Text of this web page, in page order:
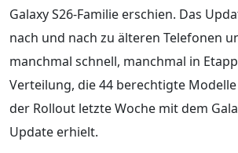
Galaxy S26-Familie erschien. Das
nach und nach zu älteren Telefonen
manchmal schnell, manchmal in
Verteilung, die 44 berechtigte
der Rollout letzte Woche mit dem
Update erhielt.